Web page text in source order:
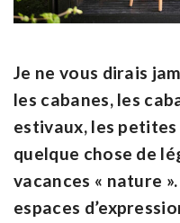
Je ne vous dirais
les cabanes, les
estivaux, les
quelque chose de
vacances « nature
espaces